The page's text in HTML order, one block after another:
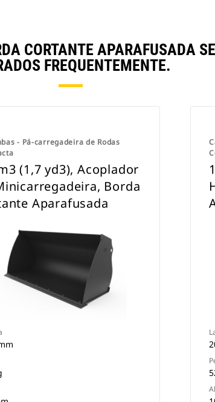
CORTANTE APARAFUSADA
FREQUENTEMENTE.
- Pá-carregadeira de Rodas
(1,7 yd3), Acoplador
Borda
Aparafusada